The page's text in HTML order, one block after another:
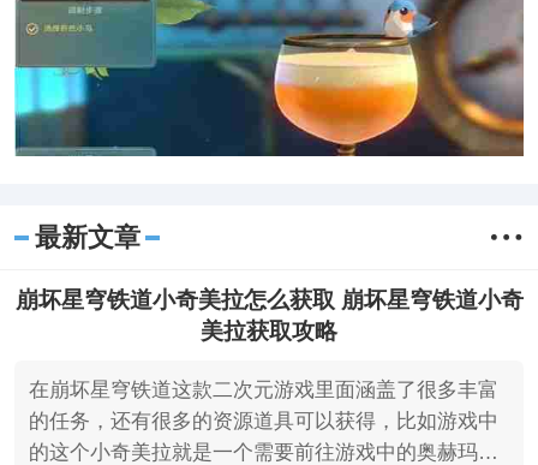
最新文章
崩坏星穹铁道小奇美拉怎么获取 崩坏星穹铁道小奇
美拉获取攻略
在崩坏星穹铁道这款二次元游戏里面涵盖了很多丰富
的任务，还有很多的资源道具可以获得，比如游戏中
的这个小奇美拉就是一个需要前往游戏中的奥赫玛区